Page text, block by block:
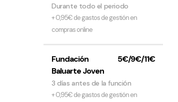
Durante todo el periodo
+ 0,95€ de gastos de gestión en
compras online
Fundación
Baluarte Joven
5€/9€/11€
3 días antes de la función
+ 0,95€ de gastos de gestión en